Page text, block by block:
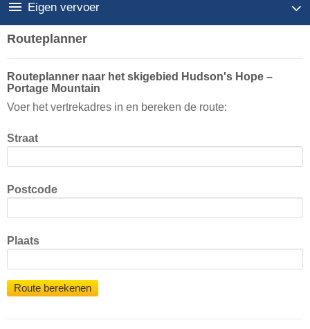
Eigen vervoer
Routeplanner
Routeplanner naar het skigebied Hudson's Hope –
Portage Mountain
Voer het vertrekadres in en bereken de route:
Straat
Postcode
Plaats
Route berekenen